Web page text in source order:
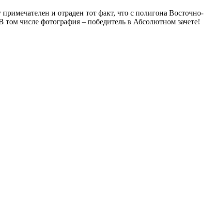
и отраден тот факт, что с полигона Восточно-
числе фотография – победитель в Абсолютном зачете!